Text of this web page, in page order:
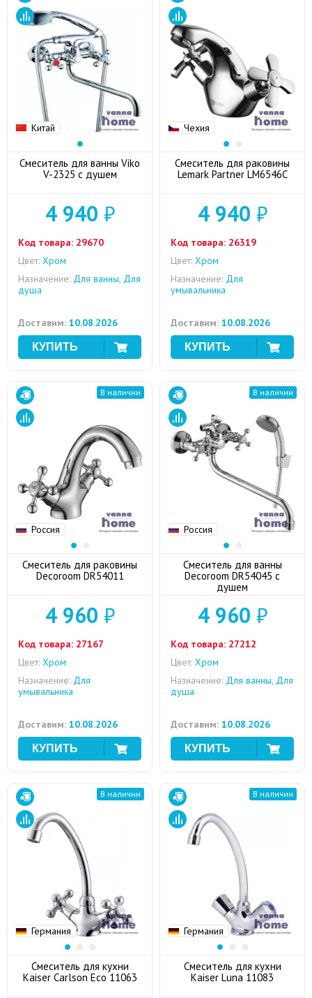
Китай
Смеситель для ванны Viko
V-2325 с душем
4 940 ₽
Код товара: 29670
Цвет: Хром
Назначение: Для ванны, Для
душа
Доставим: 10.08.2026
Чехия
Смеситель для раковины
Lemark Partner LM6546C
4 940 ₽
Код товара: 26319
Цвет: Хром
Назначение: Для
умывальника
Доставим: 10.08.2026
Россия
В наличии
Смеситель для раковины
Decoroom DR54011
4 960 ₽
Код товара: 27167
Цвет: Хром
Назначение: Для
умывальника
Доставим: 10.08.2026
Россия
В наличии
Смеситель для ванны
Decoroom DR54045 с
душем
4 960 ₽
Код товара: 27212
Цвет: Хром
Назначение: Для ванны, Для
душа
Доставим: 10.08.2026
Германия
В наличии
Смеситель для кухни
Kaiser Carlson Eco 11063
Германия
В наличии
Смеситель для кухни
Kaiser Luna 11083